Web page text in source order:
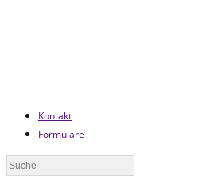
Kontakt
Formulare